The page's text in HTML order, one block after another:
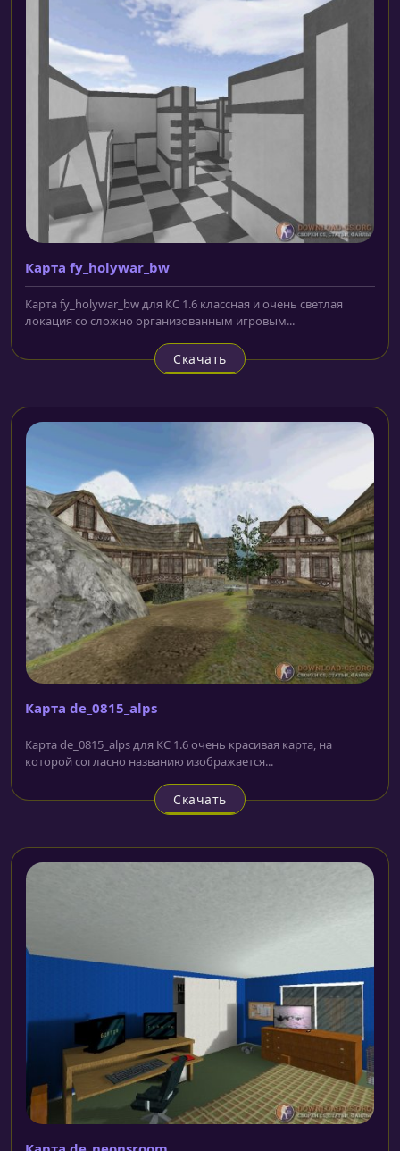
Карта fy_holywar_bw
Карта fy_holywar_bw для КС 1.6 классная и очень светлая
локация со сложно организованным игровым...
Скачать
Карта de_0815_alps
Карта de_0815_alps для КС 1.6 очень красивая карта, на
которой согласно названию изображается...
Скачать